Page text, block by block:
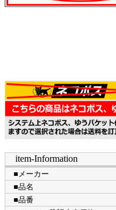
item-Information 【
■メーカー
■品名
■品番